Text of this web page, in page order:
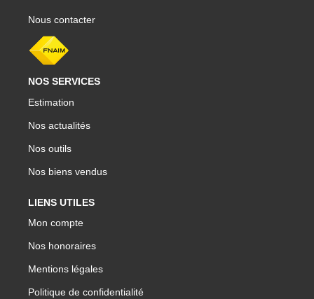
Nous contacter
NOS SERVICES
Estimation
Nos actualités
Nos outils
Nos biens vendus
LIENS UTILES
Mon compte
Nos honoraires
Mentions légales
Politique de confidentialité